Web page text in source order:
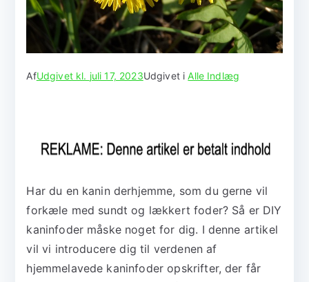
AfUdgivet kl. juli 17, 2023Udgivet iAlle Indlæg
Har du en kanin derhjemme, som du gerne vil
forkæle med sundt og lækkert foder? Så er DIY
kaninfoder måske noget for dig. I denne artikel
vil vi introducere dig til verdenen af
hjemmelavede kaninfoder opskrifter, der får